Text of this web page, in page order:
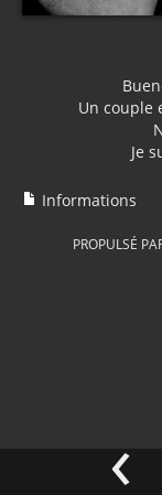
‹
Un couple
Je
Informations
PROPULSÉ